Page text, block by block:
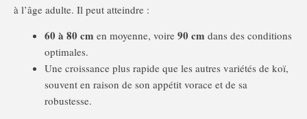
à l’âge adulte. Il peut atteindre :
60 à 80 cm en moyenne, voire 90 cm dans des conditions
optimales.
Une croissance plus rapide que les autres variétés de koï,
souvent en raison de son appétit vorace et de sa
robustesse.